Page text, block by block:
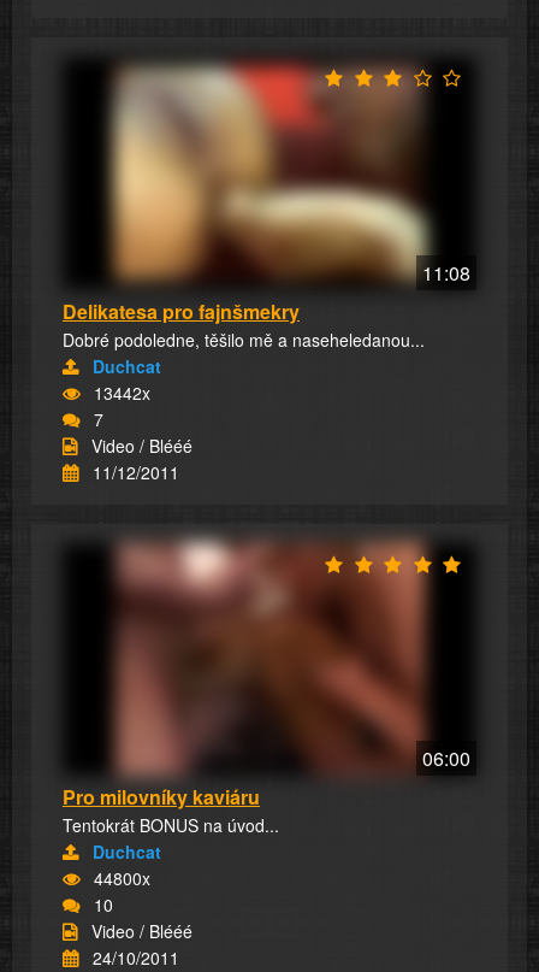
11:08
Delikatesa pro fajnšmekry
Dobré podoledne, těšilo mě a naseheledanou...
Duchcat
13442x
7
Video / Blééé
11/12/2011
06:00
Pro milovníky kaviáru
Tentokrát BONUS na úvod...
Duchcat
44800x
10
Video / Blééé
24/10/2011